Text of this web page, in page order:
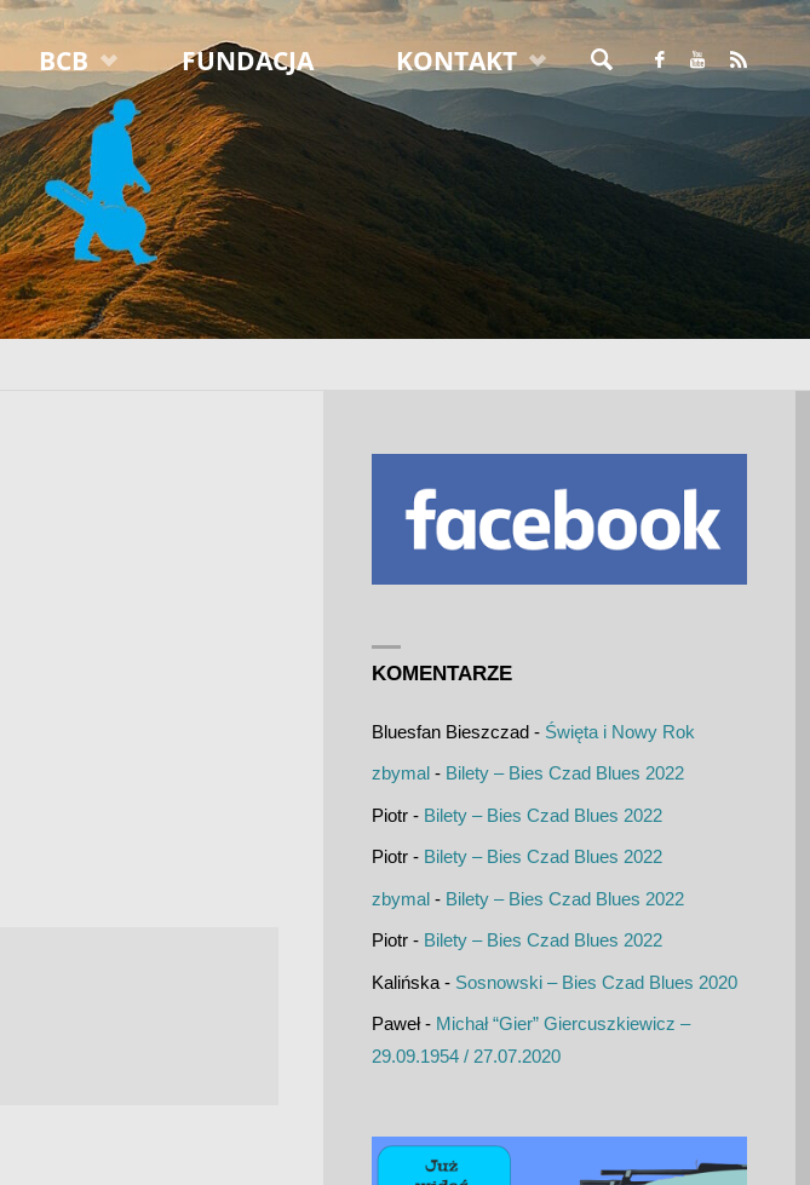
Przejdź
do
treści
BCB FUNDACJA KONTAKT
SZUKAJ
KOMENTARZE
Bluesfan Bieszczad- Święta i Nowy Rok
zbymal- Bilety – Bies Czad Blues 2022
Piotr- Bilety – Bies Czad Blues 2022
Piotr- Bilety – Bies Czad Blues 2022
zbymal- Bilety – Bies Czad Blues 2022
Piotr- Bilety – Bies Czad Blues 2022
Kalińska- Sosnowski – Bies Czad Blues 2020
Paweł- Michał “Gier” Giercuszkiewicz –
29.09.1954 / 27.07.2020